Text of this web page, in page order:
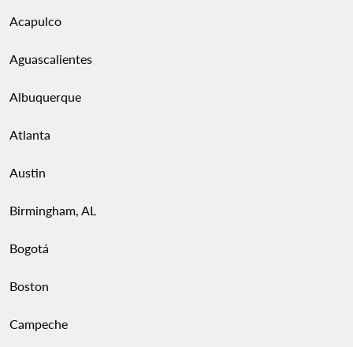
Acapulco
Aguascalientes
Albuquerque
Atlanta
Austin
Birmingham, AL
Bogotá
Boston
Campeche